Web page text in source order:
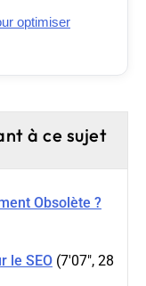
optimiser
à ce sujet
Obsolète ?
le SEO(7'07", 28